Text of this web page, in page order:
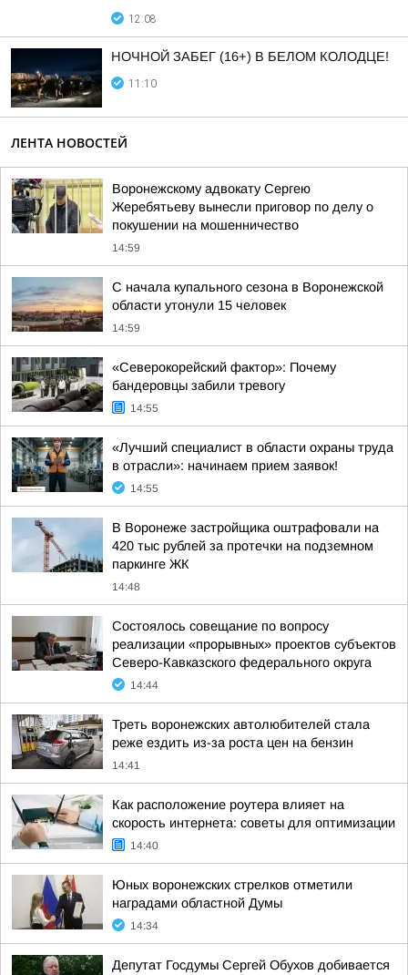
12:08
НОЧНОЙ ЗАБЕГ (16+) В БЕЛОМ КОЛОДЦЕ!
11:10
ЛЕНТА НОВОСТЕЙ
Воронежскому адвокату Сергею
Жеребятьеву вынесли приговор по делу о
покушении на мошенничество
14:59
С начала купального сезона в Воронежской
области утонули 15 человек
14:59
«Северокорейский фактор»: Почему
бандеровцы забили тревогу
14:55
«Лучший специалист в области охраны труда
в отрасли»: начинаем прием заявок!
14:55
В Воронеже застройщика оштрафовали на
420 тыс рублей за протечки на подземном
паркинге ЖК
14:48
Состоялось совещание по вопросу
реализации «прорывных» проектов субъектов
Северо-Кавказского федерального округа
14:44
Треть воронежских автолюбителей стала
реже ездить из-за роста цен на бензин
14:41
Как расположение роутера влияет на
скорость интернета: советы для оптимизации
14:40
Юных воронежских стрелков отметили
наградами областной Думы
14:34
Депутат Госдумы Сергей Обухов добивается